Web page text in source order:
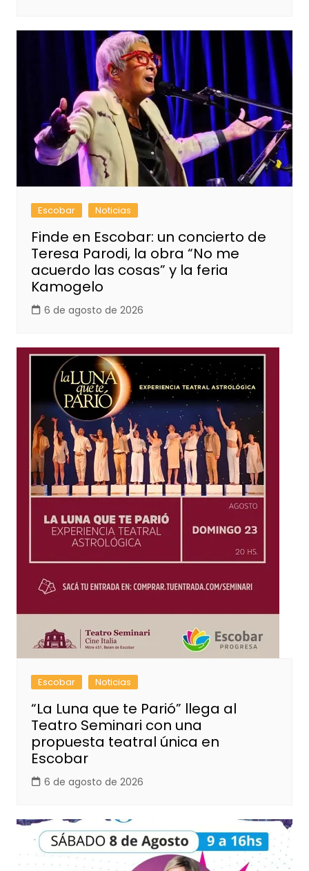
Escobar Noticias
Finde en Escobar: un concierto de
Teresa Parodi, la obra “No me
acuerdo las cosas” y la feria
Kamogelo
6 de agosto de 2026
Escobar Noticias
“La Luna que te Parió” llega al
Teatro Seminari con una
propuesta teatral única en
Escobar
6 de agosto de 2026